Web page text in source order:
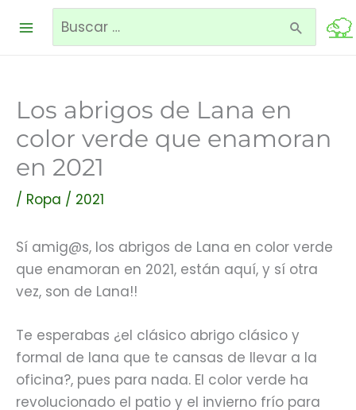
Buscar
Los abrigos de Lana en
color verde que enamoran
en 2021
/ Ropa / 2021
Sí amig@s, los abrigos de Lana en color verde
que enamoran en 2021, están aquí, y sí otra
vez, son de Lana!!
Te esperabas ¿el clásico abrigo clásico y
formal de lana que te cansas de llevar a la
oficina?, pues para nada. El color verde ha
revolucionado el patio y el invierno frío para